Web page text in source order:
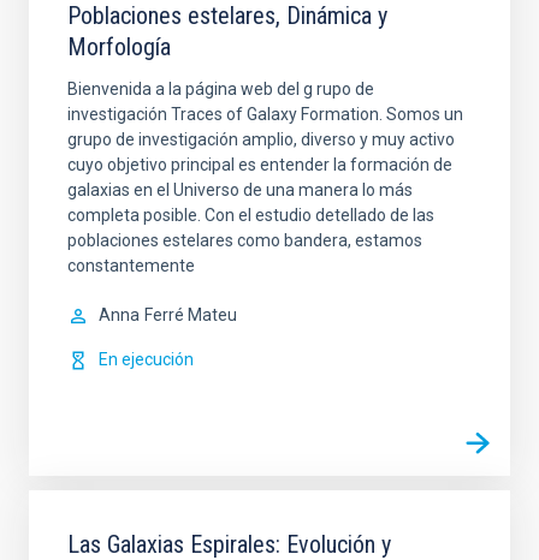
Poblaciones estelares, Dinámica y
Morfología
Bienvenida a la página web del g rupo de
investigación Traces of Galaxy Formation. Somos un
grupo de investigación amplio, diverso y muy activo
cuyo objetivo principal es entender la formación de
galaxias en el Universo de una manera lo más
completa posible. Con el estudio detellado de las
poblaciones estelares como bandera, estamos
constantemente
Anna Ferré Mateu
En ejecución
Las Galaxias Espirales: Evolución y